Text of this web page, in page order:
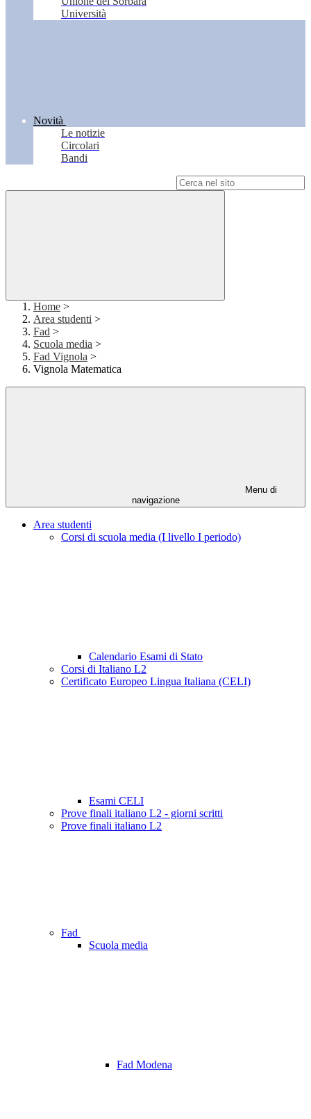
Università
Novità
Le notizie
Circolari
Bandi
Home >
Area studenti >
Fad >
Scuola media >
Fad Vignola >
Vignola Matematica
Menu di
navigazione
Area studenti
Corsi di scuola media (I livello I periodo)
Calendario Esami di Stato
Corsi di Italiano L2
Certificato Europeo Lingua Italiana (CELI)
Esami CELI
Prove finali italiano L2 - giorni scritti
Prove finali italiano L2
Fad
Scuola media
Fad Modena